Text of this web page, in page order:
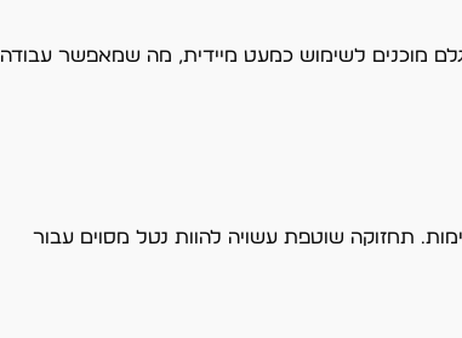
מוכנים לשימוש כמעט מיידית, מה שמאפשר עבודה
תחזוקה שוטפת עשויה להוות נטל מסוים עבור